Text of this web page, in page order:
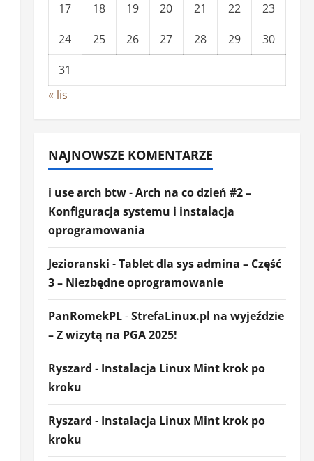
17
18 19 20 21 22
23
24
25 26 27 28 29
30
31
« lis
NAJNOWSZE KOMENTARZE
i use arch btw-Arch na co dzień #2 –
Konfiguracja systemu i instalacja
oprogramowania
Jezioranski -Tablet dla sys admina – Część
3 – Niezbędne oprogramowanie
PanRomekPL-StrefaLinux.pl na wyjeździe
– Z wizytą na PGA 2025!
Ryszard - Instalacja Linux Mint krok po
kroku
Ryszard - Instalacja Linux Mint krok po
kroku